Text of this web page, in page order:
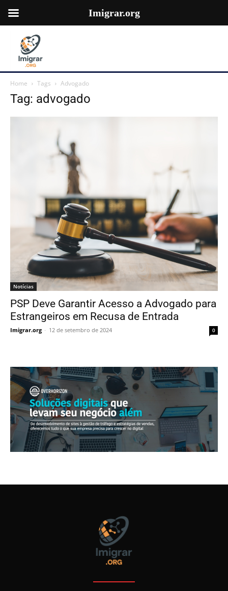
Home Tags Advogado
Tag: advogado
Notícias
PSP Deve Garantir Acesso a Advogado para
Estrangeiros em Recusa de Entrada
Imigrar.org - 12 de setembro de 2024 0
Imigrar.org